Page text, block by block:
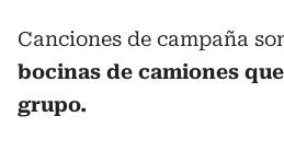
Canciones de campaña
bocinas de camiones
grupo.